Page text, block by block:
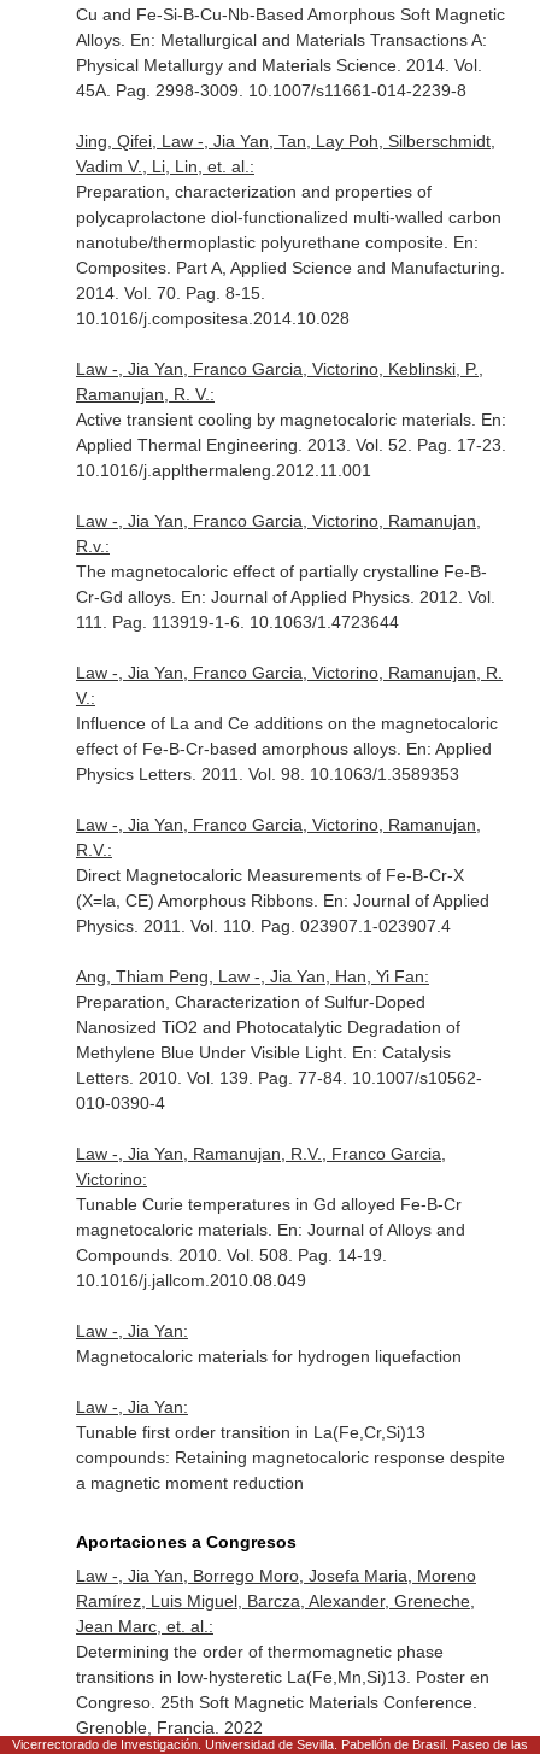
Cu and Fe-Si-B-Cu-Nb-Based Amorphous Soft Magnetic
Alloys. En: Metallurgical and Materials Transactions A:
Physical Metallurgy and Materials Science. 2014. Vol.
45A. Pag. 2998-3009. 10.1007/s11661-014-2239-8
Jing, Qifei, Law -, Jia Yan, Tan, Lay Poh, Silberschmidt,
Vadim V., Li, Lin, et. al.:
Preparation, characterization and properties of
polycaprolactone diol-functionalized multi-walled carbon
nanotube/thermoplastic polyurethane composite. En:
Composites. Part A, Applied Science and Manufacturing
2014. Vol. 70. Pag. 8-15.
10.1016/j.compositesa.2014.10.028
Law -, Jia Yan, Franco Garcia, Victorino, Keblinski, P.,
Ramanujan, R. V.:
Active transient cooling by magnetocaloric materials. En:
Applied Thermal Engineering . 2013. Vol. 52. Pag. 17-23.
10.1016/j.applthermaleng.2012.11.001
Law -, Jia Yan, Franco Garcia, Victorino, Ramanujan,
R.v.:
The magnetocaloric effect of partially crystalline Fe-B-
Cr-Gd alloys. En: Journal of Applied Physics. 2012. Vol.
111. Pag. 113919-1-6. 10.1063/1.4723644
Law -, Jia Yan, Franco Garcia, Victorino, Ramanujan, R.
V.:
Influence of La and Ce additions on the magnetocaloric
effect of Fe-B-Cr-based amorphous alloys. En: Applied
Physics Letters. 2011. Vol. 98. 10.1063/1.3589353
Law -, Jia Yan, Franco Garcia, Victorino, Ramanujan,
R.V.:
Direct Magnetocaloric Measurements of Fe-B-Cr-X
(X=la, CE) Amorphous Ribbons. En: Journal of Applied
Physics. 2011. Vol. 110. Pag. 023907.1-023907.4
Ang, Thiam Peng, Law -, Jia Yan, Han, Yi Fan:
Preparation, Characterization of Sulfur-Doped
Nanosized TiO2 and Photocatalytic Degradation of
Methylene Blue Under Visible Light. En: Catalysis
Letters. 2010. Vol. 139. Pag. 77-84. 10.1007/s10562-
010-0390-4
Law -, Jia Yan, Ramanujan, R.V., Franco Garcia,
Victorino:
Tunable Curie temperatures in Gd alloyed Fe-B-Cr
magnetocaloric materials. En: Journal of Alloys and
Compounds. 2010. Vol. 508. Pag. 14-19.
10.1016/j.jallcom.2010.08.049
Law -, Jia Yan:
Magnetocaloric materials for hydrogen liquefaction
Law -, Jia Yan:
Tunable first order transition in La(Fe,Cr,Si)13
compounds: Retaining magnetocaloric response despite
a magnetic moment reduction
Aportaciones a Congresos
Law -, Jia Yan, Borrego Moro, Josefa Maria, Moreno
Ramírez, Luis Miguel, Barcza, Alexander, Greneche,
Jean Marc, et. al.:
Determining the order of thermomagnetic phase
transitions in low-hysteretic La(Fe,Mn,Si)13. Poster en
Congreso. 25th Soft Magnetic Materials Conference.
Grenoble, Francia. 2022
Vicerrectorado de Investigación. Universidad de Sevilla. Pabellón de Brasil. Paseo de las